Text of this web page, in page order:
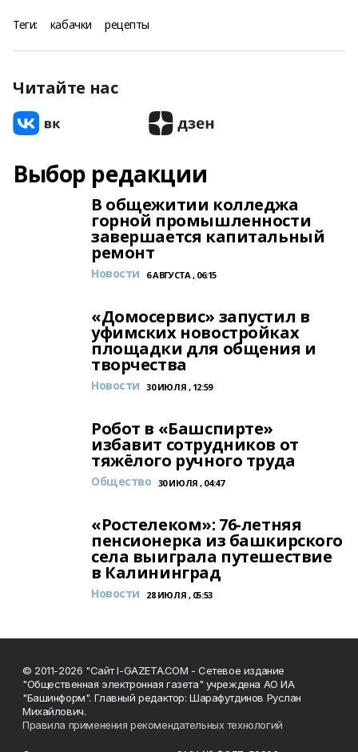
Теги: кабачки рецепты
Читайте нас
Выбор редакции
В общежитии колледжа
горной промышленности
завершается капитальный
ремонт
Новости 6 АВГУСТА , 06:15
«Домосервис» запустил в
уфимских новостройках
площадки для общения и
творчества
Новости 30 ИЮЛЯ , 12:59
Робот в «Башспирте»
избавит сотрудников от
тяжёлого ручного труда
Общество 30 ИЮЛЯ , 04:47
«Ростелеком»: 76-летняя
пенсионерка из башкирского
села выиграла путешествие
в Калининград
Новости 28 ИЮЛЯ , 05:53
© 2011-2026 "Сайт I-GAZETA.COM - Сетевое издание
"Общественная электронная газета" учреждена АО ИА
"Башинформ". Главный редактор: Шарафутдинов Руслан
Михайлович.
Правила применения рекомендательных технологий